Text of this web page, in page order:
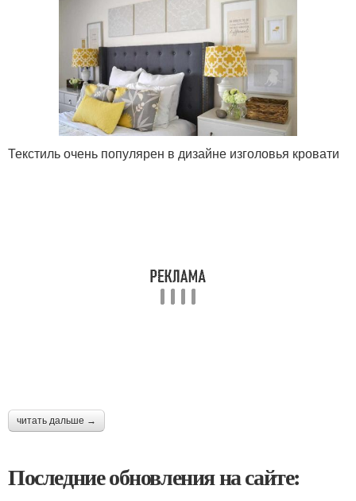
Текстиль очень популярен в дизайне изголовья кровати
читать дальше →
Последние обновления на сайте: